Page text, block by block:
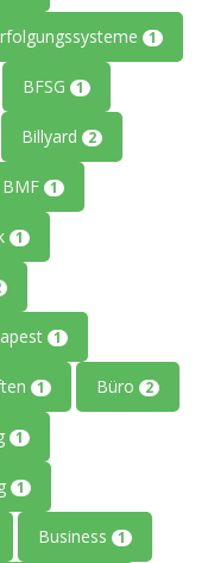
1
BFSG 1
Billyard 2
BMF 1
1
1
1 Büro 2
1
1
Business 1